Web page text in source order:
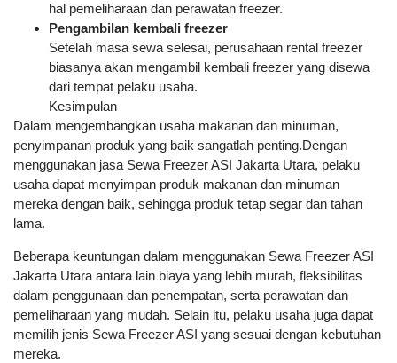
hal pemeliharaan dan perawatan freezer.
Pengambilan kembali freezer
Setelah masa sewa selesai, perusahaan rental freezer
biasanya akan mengambil kembali freezer yang disewa
dari tempat pelaku usaha.
Kesimpulan
Dalam mengembangkan usaha makanan dan minuman,
penyimpanan produk yang baik sangatlah penting.Dengan
menggunakan jasa Sewa Freezer ASI Jakarta Utara, pelaku
usaha dapat menyimpan produk makanan dan minuman
mereka dengan baik, sehingga produk tetap segar dan tahan
lama.
Beberapa keuntungan dalam menggunakan Sewa Freezer ASI
Jakarta Utara antara lain biaya yang lebih murah, fleksibilitas
dalam penggunaan dan penempatan, serta perawatan dan
pemeliharaan yang mudah. Selain itu, pelaku usaha juga dapat
memilih jenis Sewa Freezer ASI yang sesuai dengan kebutuhan
mereka.